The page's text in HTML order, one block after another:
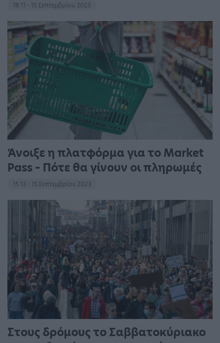
18:11 - 15 Σεπτεμβρίου 2023
Άνοιξε η πλατφόρμα για το Market
Pass – Πότε θα γίνουν οι πληρωμές
15:13 - 15 Σεπτεμβρίου 2023
Στους δρόμους το Σαββατοκύριακο